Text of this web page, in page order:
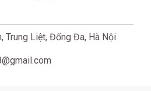
Trung Liệt, Đống Đa, Hà Nội